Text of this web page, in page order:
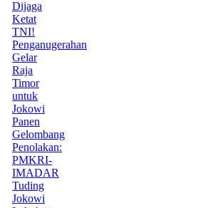
Dijaga
Ketat
TNI!
Penganugerahan
Gelar
Raja
Timor
untuk
Jokowi
Panen
Gelombang
Penolakan:
PMKRI-
IMADAR
Tuding
Jokowi